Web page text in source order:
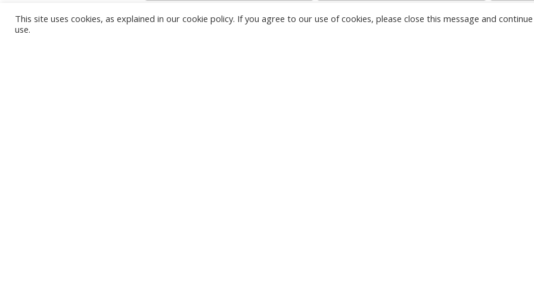
This site uses cookies, as explained in our cookie policy. If you agree to our use of cookies, please close this message and
use.